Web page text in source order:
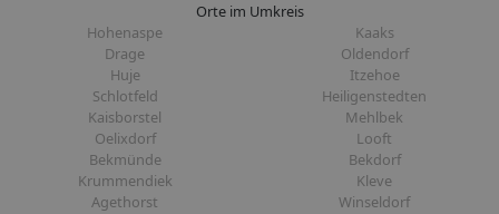
Orte im Umkreis
Hohenaspe
Kaaks
Drage
Oldendorf
Huje
Itzehoe
Schlotfeld
Heiligenstedten
Kaisborstel
Mehlbek
Oelixdorf
Looft
Bekmünde
Bekdorf
Krummendiek
Kleve
Agethorst
Winseldorf